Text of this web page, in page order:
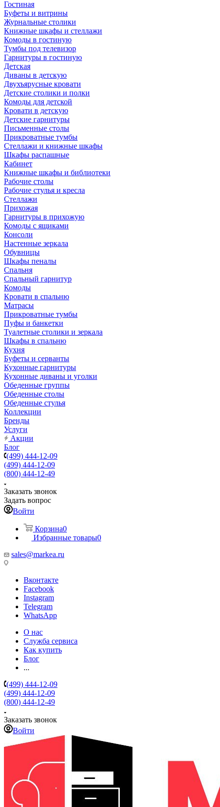
Гостиная
Буфеты и витрины
Журнальные столики
Книжные шкафы и стеллажи
Комоды в гостиную
Тумбы под телевизор
Гарнитуры в гостиную
Детская
Диваны в детскую
Двухъярусные кровати
Детские столики и полки
Комоды для детской
Кровати в детскую
Детские гарнитуры
Письменные столы
Прикроватные тумбы
Стеллажи и книжные шкафы
Шкафы распашные
Кабинет
Книжные шкафы и библиотеки
Рабочие столы
Рабочие стулья и кресла
Стеллажи
Прихожая
Гарнитуры в прихожую
Комоды с ящиками
Консоли
Настенные зеркала
Обувницы
Шкафы пеналы
Спальня
Спальный гарнитур
Комоды
Кровати в спальню
Матрасы
Прикроватные тумбы
Пуфы и банкетки
Туалетные столики и зеркала
Шкафы в спальню
Кухня
Буфеты и серванты
Кухонные гарнитуры
Кухонные диваны и уголки
Обеденные группы
Обеденные столы
Обеденные стулья
Коллекции
Бренды
Услуги
Акции
Блог
(499) 444-12-09
(499) 444-12-09
(800) 444-12-49
Заказать звонок
Задать вопрос
Войти
Корзина0
Избранные товары0
sales@markea.ru
Вконтакте
Facebook
Instagram
Telegram
WhatsApp
О нас
Служба сервиса
Как купить
Блог
...
(499) 444-12-09
(499) 444-12-09
(800) 444-12-49
Заказать звонок
Войти